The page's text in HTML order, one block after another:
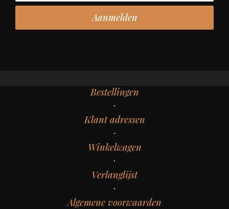
Bestellingen
Klant adressen
Winkelwagen
Verlanglijst
Algemene voorwaarden